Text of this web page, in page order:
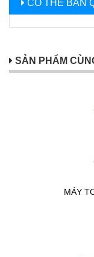
CÓ THỂ BẠN
SẢN PHẨM
MÁY